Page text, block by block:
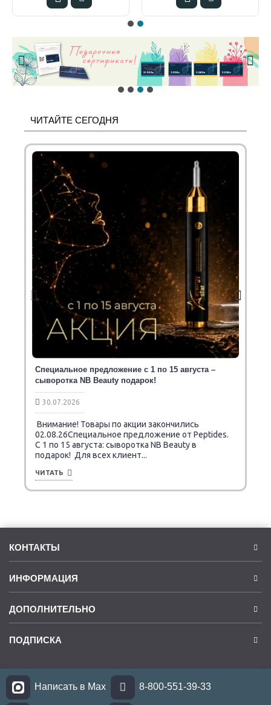
ЧИТАЙТЕ СЕГОДНЯ
Специальное предложение с 1 по 15 августа –
сыворотка NB Beauty подарок!
30.07.2026
Внимание! Товары по акции закончились
02.08.26Специальное предложение от Peptides.
C 1 по 15 августа: сыворотка NB Beauty в
подарок! Для всех клиент...
ЧИТАТЬ
КОНТАКТЫ
ИНФОРМАЦИЯ
ДОПОЛНИТЕЛЬНО
ПОДПИСКА
Написать в Max 8-800-551-39-33